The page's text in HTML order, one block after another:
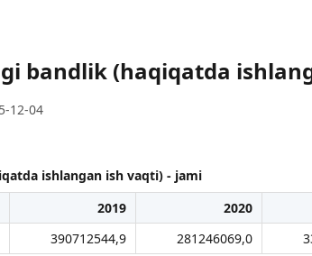
bandlik (haqiqatda
12-04
ishlangan ish vaqti) - jami
2019 2020
390712544,9 281246069,0